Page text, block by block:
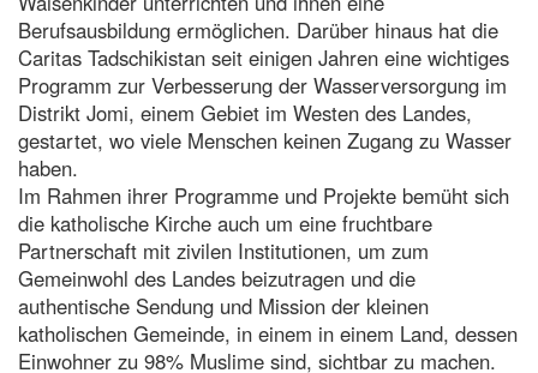
Berufsausbildung ermöglichen. Darüber hinaus hat die
Caritas Tadschikistan seit einigen Jahren eine wichtiges
Programm zur Verbesserung der Wasserversorgung im
Distrikt Jomi, einem Gebiet im Westen des Landes,
gestartet, wo viele Menschen keinen Zugang zu Wasser
haben.
Im Rahmen ihrer Programme und Projekte bemüht sich
die katholische Kirche auch um eine fruchtbare
Partnerschaft mit zivilen Institutionen, um zum
Gemeinwohl des Landes beizutragen und die
authentische Sendung und Mission der kleinen
katholischen Gemeinde, in einem in einem Land, dessen
Einwohner zu 98% Muslime sind, sichtbar zu machen.